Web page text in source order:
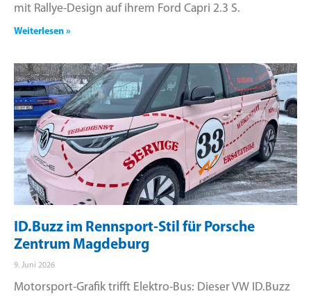
mit Rallye-Design auf ihrem Ford Capri 2.3 S.
Weiterlesen »
ID.Buzz im Rennsport-Stil für Porsche
Zentrum Magdeburg
9. Juni 2026
Motorsport-Grafik trifft Elektro-Bus: Dieser VW ID.Buzz